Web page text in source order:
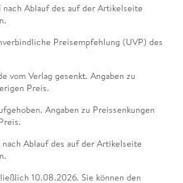
Ablauf des auf der Artikelseite
Preisempfehlung (UVP) des
vom Verlag gesenkt. Angaben zu
Preis.
Angaben zu Preissenkungen
Ablauf des auf der Artikelseite
10.08.2026. Sie können den